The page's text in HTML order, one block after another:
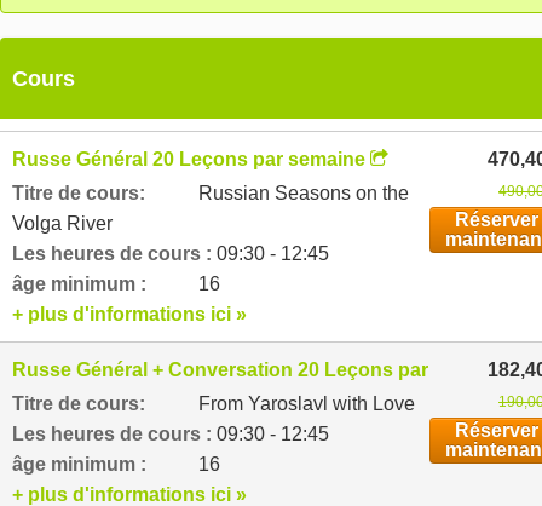
Cours
Russe Général 20 Leçons par semaine
Titre de cours:
Russian Seasons on the
Volga River
Les heures de cours : 09:30 - 12:45
âge minimum :
16
Réserver
+ plus d'informations ici »
Russe Général + Conversation 20 Leçons par semaine
Titre de cours:
From Yaroslavl with Love
Les heures de cours : 09:30 - 12:45
âge minimum :
16
Réserver
+ plus d'informations ici »